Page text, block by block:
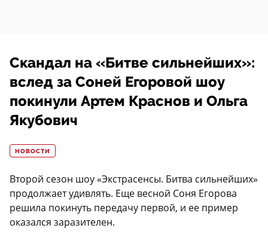
Скандал на «Битве сильнейших»:
вслед за Соней Егоровой шоу
покинули Артем Краснов и Ольга
Якубович
НОВОСТИ
Второй сезон шоу «Экстрасенсы. Битва сильнейших»
продолжает удивлять. Еще весной Соня Егорова
решила покинуть передачу первой, и ее пример
оказался заразителен.